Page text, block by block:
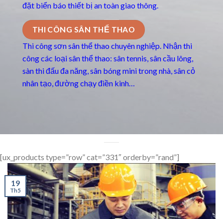
đặt biển báo thiết bị an toàn giao thông.
THI CÔNG SÂN THỂ THAO
Thi công sơn sân thể thao chuyên nghiệp. Nhận thi
công các loại sân thể thao: sân tennis, sân cầu lông,
sàn thi đấu đa năng, sân bóng mini trong nhà, sân cỏ
nhân tạo, đường chạy điền kinh…
[ux_products type=”row” cat=”331″ orderby=”rand”]
19
Th5